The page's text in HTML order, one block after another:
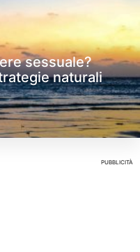
sessuale?
naturali
PUBBLICITÀ